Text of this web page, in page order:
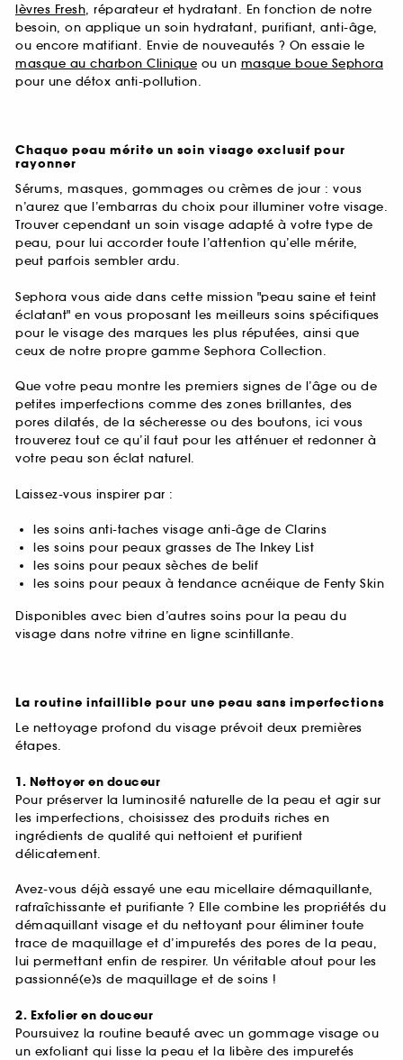
lèvres Fresh, réparateur et hydratant. En fonction de notre
besoin, on applique un soin hydratant, purifiant, anti-âge,
ou encore matifiant. Envie de nouveautés ? On essaie le
masque au charbon Clinique ou un masque boue Sephora
pour une détox anti-pollution.
Chaque peau mérite un soin visage exclusif pour
rayonner
Sérums, masques, gommages ou crèmes de jour : vous
n’aurez que l’embarras du choix pour illuminer votre visage.
Trouver cependant un soin visage adapté à votre type de
peau, pour lui accorder toute l’attention qu’elle mérite,
peut parfois sembler ardu.
Sephora vous aide dans cette mission "peau saine et teint
éclatant" en vous proposant les meilleurs soins spécifiques
pour le visage des marques les plus réputées, ainsi que
ceux de notre propre gamme Sephora Collection.
Que votre peau montre les premiers signes de l’âge ou de
petites imperfections comme des zones brillantes, des
pores dilatés, de la sécheresse ou des boutons, ici vous
trouverez tout ce qu’il faut pour les atténuer et redonner à
votre peau son éclat naturel.
Laissez-vous inspirer par :
les soins anti-taches visage anti-âge de Clarins
les soins pour peaux grasses de The Inkey List
les soins pour peaux sèches de belif
les soins pour peaux à tendance acnéique de Fenty Skin
Disponibles avec bien d’autres soins pour la peau du
visage dans notre vitrine en ligne scintillante.
La routine infaillible pour une peau sans imperfections
Le nettoyage profond du visage prévoit deux premières
étapes.
1. Nettoyer en douceur
Pour préserver la luminosité naturelle de la peau et agir sur
les imperfections, choisissez des produits riches en
ingrédients de qualité qui nettoient et purifient
délicatement.
Avez-vous déjà essayé une eau micellaire démaquillante,
rafraîchissante et purifiante ? Elle combine les propriétés du
démaquillant visage et du nettoyant pour éliminer toute
trace de maquillage et d’impuretés des pores de la peau,
lui permettant enfin de respirer. Un véritable atout pour les
passionné(e)s de maquillage et de soins !
2. Exfolier en douceur
Poursuivez la routine beauté avec un gommage visage ou
un exfoliant qui lisse la peau et la libère des impuretés